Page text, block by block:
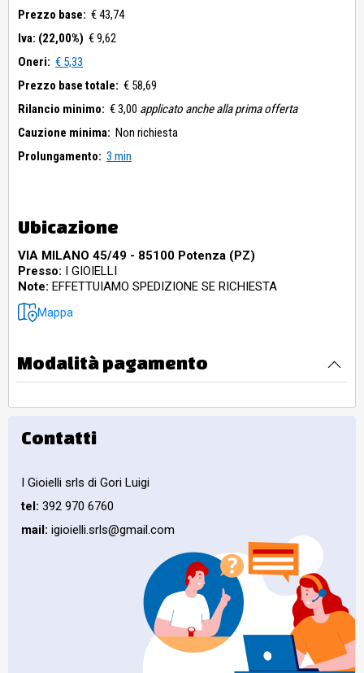
Prezzo base: € 43,74
Iva: (22,00%) € 9,62
Oneri: € 5,33
Prezzo base totale: € 58,69
Rilancio minimo: € 3,00 applicato anche alla prima offerta
Cauzione minima: Non richiesta
Prolungamento: 3 min
Ubicazione
VIA MILANO 45/49 - 85100 Potenza (PZ)
Presso: I GIOIELLI
Note: EFFETTUIAMO SPEDIZIONE SE RICHIESTA
Mappa
Modalità pagamento
Contatti
I Gioielli srls di Gori Luigi
tel: 392 970 6760
mail: igioielli.srls@gmail.com